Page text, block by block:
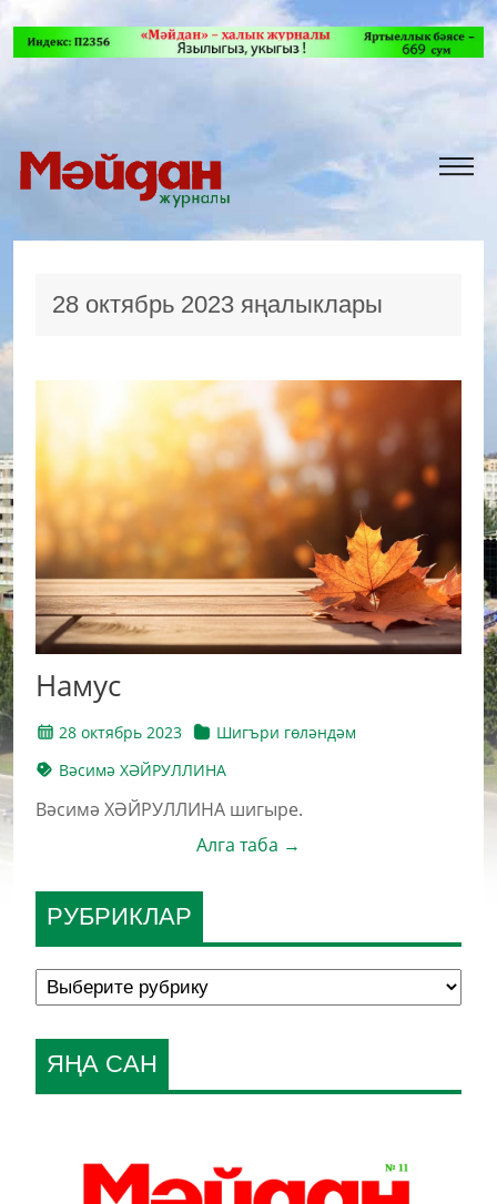
28 октябрь 2023 яңалыклары
Намус
28 октябрь 2023
Шигъри гөләндәм
Вәсимә ХӘЙРУЛЛИНА
Вәсимә ХӘЙРУЛЛИНА шигыре.
Алга таба →
РУБРИКЛАР
ЯҢА САН